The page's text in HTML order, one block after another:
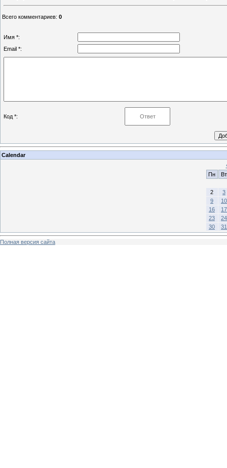
Всего комментариев: 0
Имя *:
Email *:
Код *:
Calendar
Пн
Вт
2
3
9
10
16
17
23
24
30
31
Полная версия сайта